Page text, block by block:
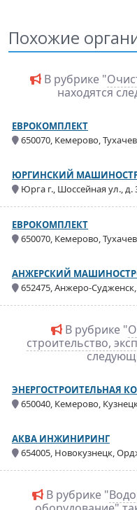
Похожие
В рубрике "
находятся
ЕВРОКОМПЛЕКТ
650070, Кемерово,
ЮРГИНСКИЙ
Юрга г., Шоссейная ул., д.
ЕВРОКОМПЛЕКТ
650070, Кемерово,
АНЖЕРСКИЙ
652475, Анжеро-
В рубрике "
строительство,
ЭНЕРГОСТРОИТЕЛЬНАЯ
650040, Кемерово,
АКВА ИНЖИНИРИНГ
654005, Новокузнецк,
В рубрике "